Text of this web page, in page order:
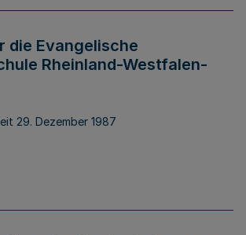
die Evangelische
Rheinland-Westfalen-
29. Dezember 1987